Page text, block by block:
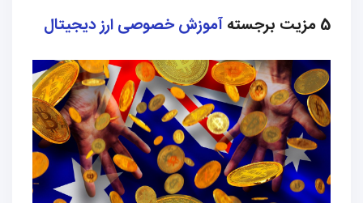
5 مزیت برجسته آموزش خصوصی ارز دیجیتال